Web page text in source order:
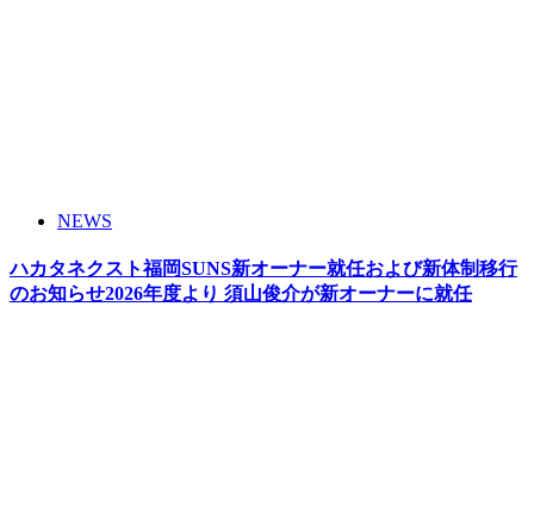
NEWS
ハカタネクスト福岡SUNS新オーナー就任および新体制移行
のお知らせ2026年度より 須山俊介が新オーナーに就任